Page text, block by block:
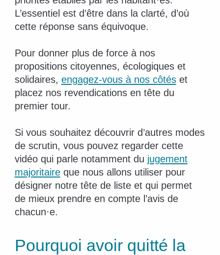
L’essentiel est d’être dans la clarté, d’où
cette réponse sans équivoque.
Pour donner plus de force à nos
propositions citoyennes, écologiques et
solidaires, engagez-vous à nos côtéset
placez nos revendications en tête du
premier tour.
Si vous souhaitez découvrir d’autres modes
de scrutin, vous pouvez regarder cette
vidéo qui parle notamment du jugement
majoritaireque nous allons utiliser pour
désigner notre tête de liste et qui permet
de mieux prendre en compte l’avis de
chacun·e.
Pourquoi avoir quitté la